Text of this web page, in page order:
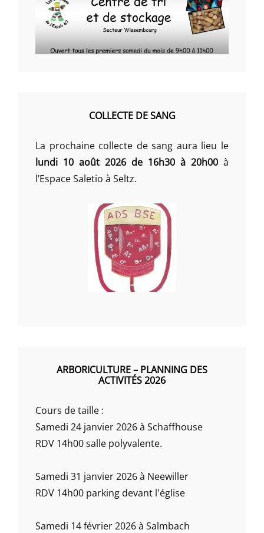
COLLECTE DE SANG
La prochaine collecte de sang aura lieu le
lundi 10 août 2026 de 16h30 à 20h00 à
l’Espace Saletio à Seltz.
ARBORICULTURE – PLANNING DES
ACTIVITÉS 2026
Cours de taille :
Samedi 24 janvier 2026 à Schaffhouse
RDV 14h00 salle polyvalente.
Samedi 31 janvier 2026 à Neewiller
RDV 14h00 parking devant l'église
Samedi 14 février 2026 à Salmbach